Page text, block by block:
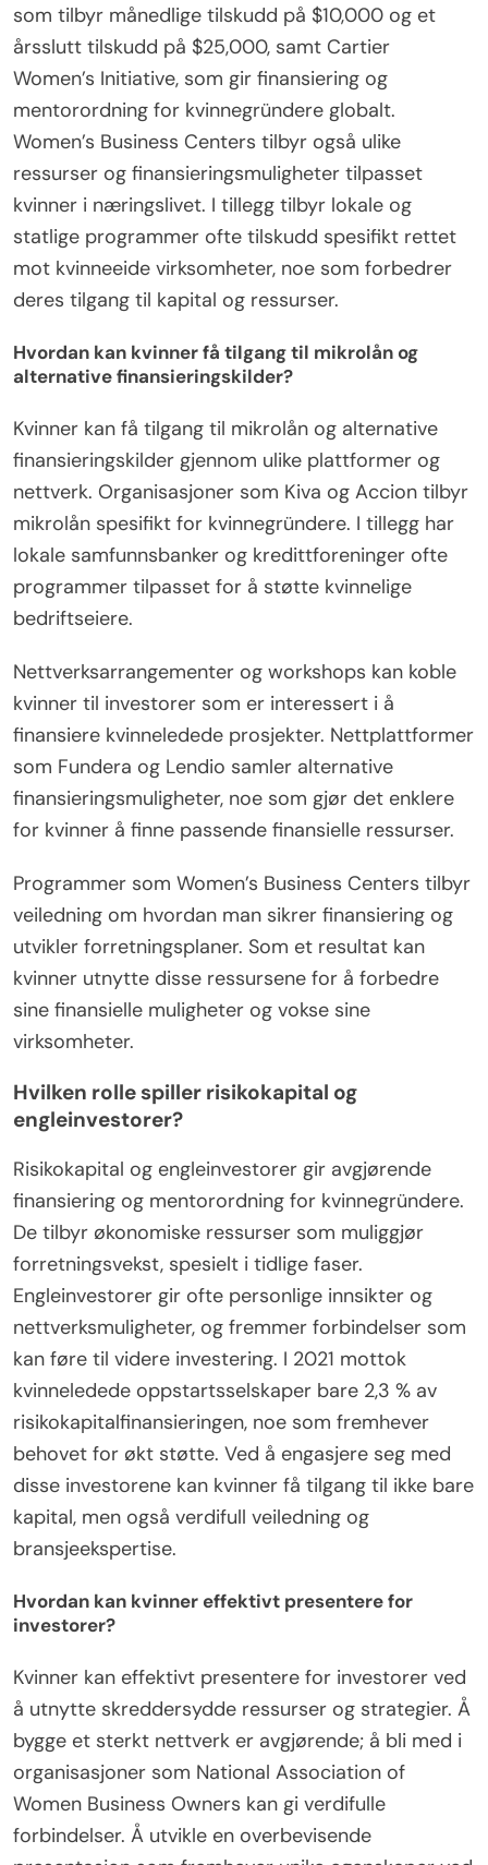
som tilbyr månedlige tilskudd på $10,000 og et
årsslutt tilskudd på $25,000, samt Cartier
Women’s Initiative, som gir finansiering og
mentorordning for kvinnegründere globalt.
Women’s Business Centers tilbyr også ulike
ressurser og finansieringsmuligheter tilpasset
kvinner i næringslivet. I tillegg tilbyr lokale og
statlige programmer ofte tilskudd spesifikt rettet
mot kvinneeide virksomheter, noe som forbedrer
deres tilgang til kapital og ressurser.
Hvordan kan kvinner få tilgang til mikrolån og
alternative finansieringskilder?
Kvinner kan få tilgang til mikrolån og alternative
finansieringskilder gjennom ulike plattformer og
nettverk. Organisasjoner som Kiva og Accion tilbyr
mikrolån spesifikt for kvinnegründere. I tillegg har
lokale samfunnsbanker og kredittforeninger ofte
programmer tilpasset for å støtte kvinnelige
bedriftseiere.
Nettverksarrangementer og workshops kan koble
kvinner til investorer som er interessert i å
finansiere kvinneledede prosjekter. Nettplattformer
som Fundera og Lendio samler alternative
finansieringsmuligheter, noe som gjør det enklere
for kvinner å finne passende finansielle ressurser.
Programmer som Women’s Business Centers tilbyr
veiledning om hvordan man sikrer finansiering og
utvikler forretningsplaner. Som et resultat kan
kvinner utnytte disse ressursene for å forbedre
sine finansielle muligheter og vokse sine
virksomheter.
Hvilken rolle spiller risikokapital og
engleinvestorer?
Risikokapital og engleinvestorer gir avgjørende
finansiering og mentorordning for kvinnegründere.
De tilbyr økonomiske ressurser som muliggjør
forretningsvekst, spesielt i tidlige faser.
Engleinvestorer gir ofte personlige innsikter og
nettverksmuligheter, og fremmer forbindelser som
kan føre til videre investering. I 2021 mottok
kvinneledede oppstartsselskaper bare 2,3 % av
risikokapitalfinansieringen, noe som fremhever
behovet for økt støtte. Ved å engasjere seg med
disse investorene kan kvinner få tilgang til ikke bare
kapital, men også verdifull veiledning og
bransjeekspertise.
Hvordan kan kvinner effektivt presentere for
investorer?
Kvinner kan effektivt presentere for investorer ved
å utnytte skreddersydde ressurser og strategier. Å
bygge et sterkt nettverk er avgjørende; å bli med i
organisasjoner som National Association of
Women Business Owners kan gi verdifulle
forbindelser. Å utvikle en overbevisende